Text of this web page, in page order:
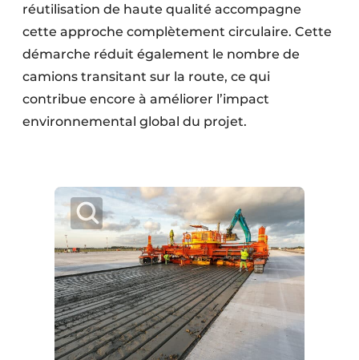
réutilisation de haute qualité accompagne
cette approche complète­ment circulaire. Cette
démarche réduit également le nombre de
camions transitant sur la route, ce qui
contribue encore à améliorer l’impact
environnemental global du projet.